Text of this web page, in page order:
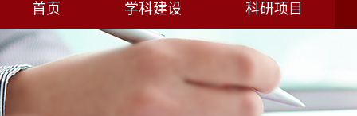
首页 学科建设 科研项目